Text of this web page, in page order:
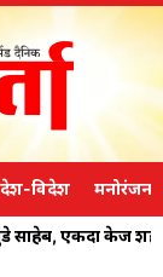
देश-विदेश मनोरंजन
साहेब, एकदा केज